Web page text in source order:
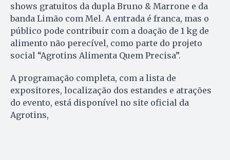
shows gratuitos da dupla Bruno & Marrone e da
banda Limão com Mel. A entrada é franca, mas o
público pode contribuir com a doação de 1 kg de
alimento não perecível, como parte do projeto
social “Agrotins Alimenta Quem Precisa”.
A programação completa, com a lista de
expositores, localização dos estandes e atrações
do evento, está disponível no site oficial da
Agrotins,